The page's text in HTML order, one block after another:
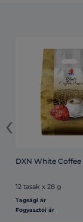
DXN White Coffee
12 tasak x 28 g
Tagsági ár
Fogyasztói ár
‹